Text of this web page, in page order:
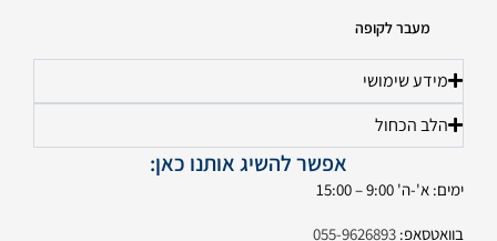
מעבר לקופה
מידע שימושי
הלב הכחול
אפשר להשיג אותנו כאן:
ימים: א'-ה' 9:00 – 15:00
בוואטסאפ: 055-9626893